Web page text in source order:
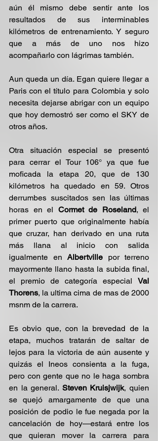
aún él mismo debe sentir ante los
resultados de sus interminables
kilómetros de entrenamiento. Y seguro
que a más de uno nos hizo
acompañarlo con lágrimas también.
Aun queda un día. Egan quiere llegar a
Paris con el título para Colombia y solo
necesita dejarse abrigar con un equipo
que hoy demostró ser como el SKY de
otros años.
Otra situación especial se presentó
para cerrar el Tour 106° ya que fue
moficada la etapa 20, que de 130
kilómetros ha quedado en 59. Otros
derrumbes suscitados sen las últimas
horas en el Cormet de Roseland, el
primer puerto que originalmente había
que cruzar, han derivado en una ruta
más llana al inicio con salida
igualmente en Albertville por terreno
mayormente llano hasta la subida final,
el premio de categoría especial Val
Thorens, la ultima cima de mas de 2000
msnm de la carrera.
Es obvio que, con la brevedad de la
etapa, muchos tratarán de saltar de
lejos para la victoria de aún ausente y
quizás el Ineos consienta a la fuga,
pero con gente que no le haga sombra
en la general. Steven Kruisjwijk, quien
se quejó amargamente de que una
posición de podio le fue negada por la
cancelación de hoy—estará entre los
que quieran mover la carrera para